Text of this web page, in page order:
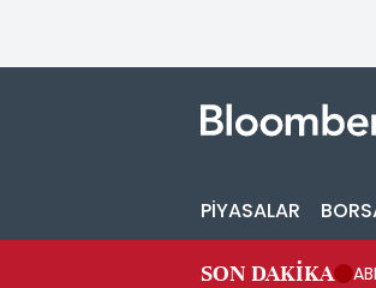
PİYASALAR
SON DAKİKA